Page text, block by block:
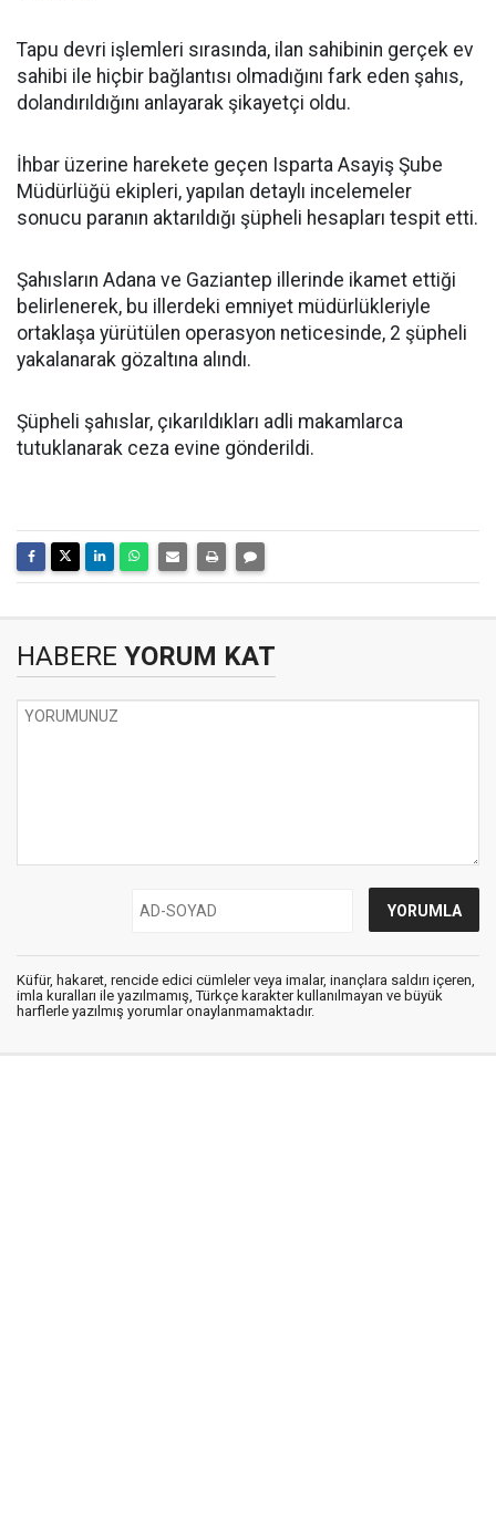
Tapu devri işlemleri sırasında, ilan sahibinin gerçek ev
sahibi ile hiçbir bağlantısı olmadığını fark eden şahıs,
dolandırıldığını anlayarak şikayetçi oldu.
İhbar üzerine harekete geçen Isparta Asayiş Şube
Müdürlüğü ekipleri, yapılan detaylı incelemeler
sonucu paranın aktarıldığı şüpheli hesapları tespit etti.
Şahısların Adana ve Gaziantep illerinde ikamet ettiği
belirlenerek, bu illerdeki emniyet müdürlükleriyle
ortaklaşa yürütülen operasyon neticesinde, 2 şüpheli
yakalanarak gözaltına alındı.
Şüpheli şahıslar, çıkarıldıkları adli makamlarca
tutuklanarak ceza evine gönderildi.
HABERE YORUM KAT
Küfür, hakaret, rencide edici cümleler veya imalar, inançlara saldırı içeren,
imla kuralları ile yazılmamış, Türkçe karakter kullanılmayan ve büyük
harflerle yazılmış yorumlar onaylanmamaktadır.